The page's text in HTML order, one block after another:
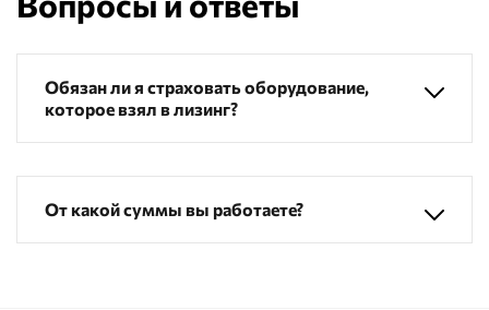
Обязан ли я страховать оборудование,
которое взял в лизинг?
От какой суммы вы работаете?